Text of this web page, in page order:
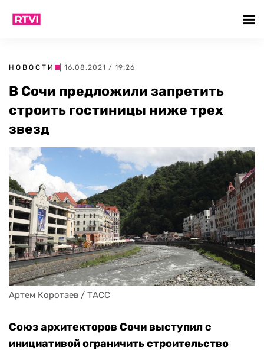
НОВОСТИ | 16.08.2021 / 19:26
В Сочи предложили запретить
строить гостиницы ниже трех
звезд
Артем Коротаев / ТАСС
Союз архитекторов Сочи выступил с
инициативой ограничить строительство